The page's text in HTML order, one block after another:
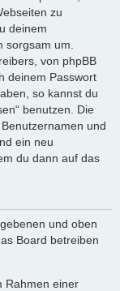
zu
deinem
sorgsam um.
von phpBB
deinem Passwort
so kannst du
benutzen. Die
und
ein neu
du dann auf das
und oben
Board betreiben
Rahmen einer